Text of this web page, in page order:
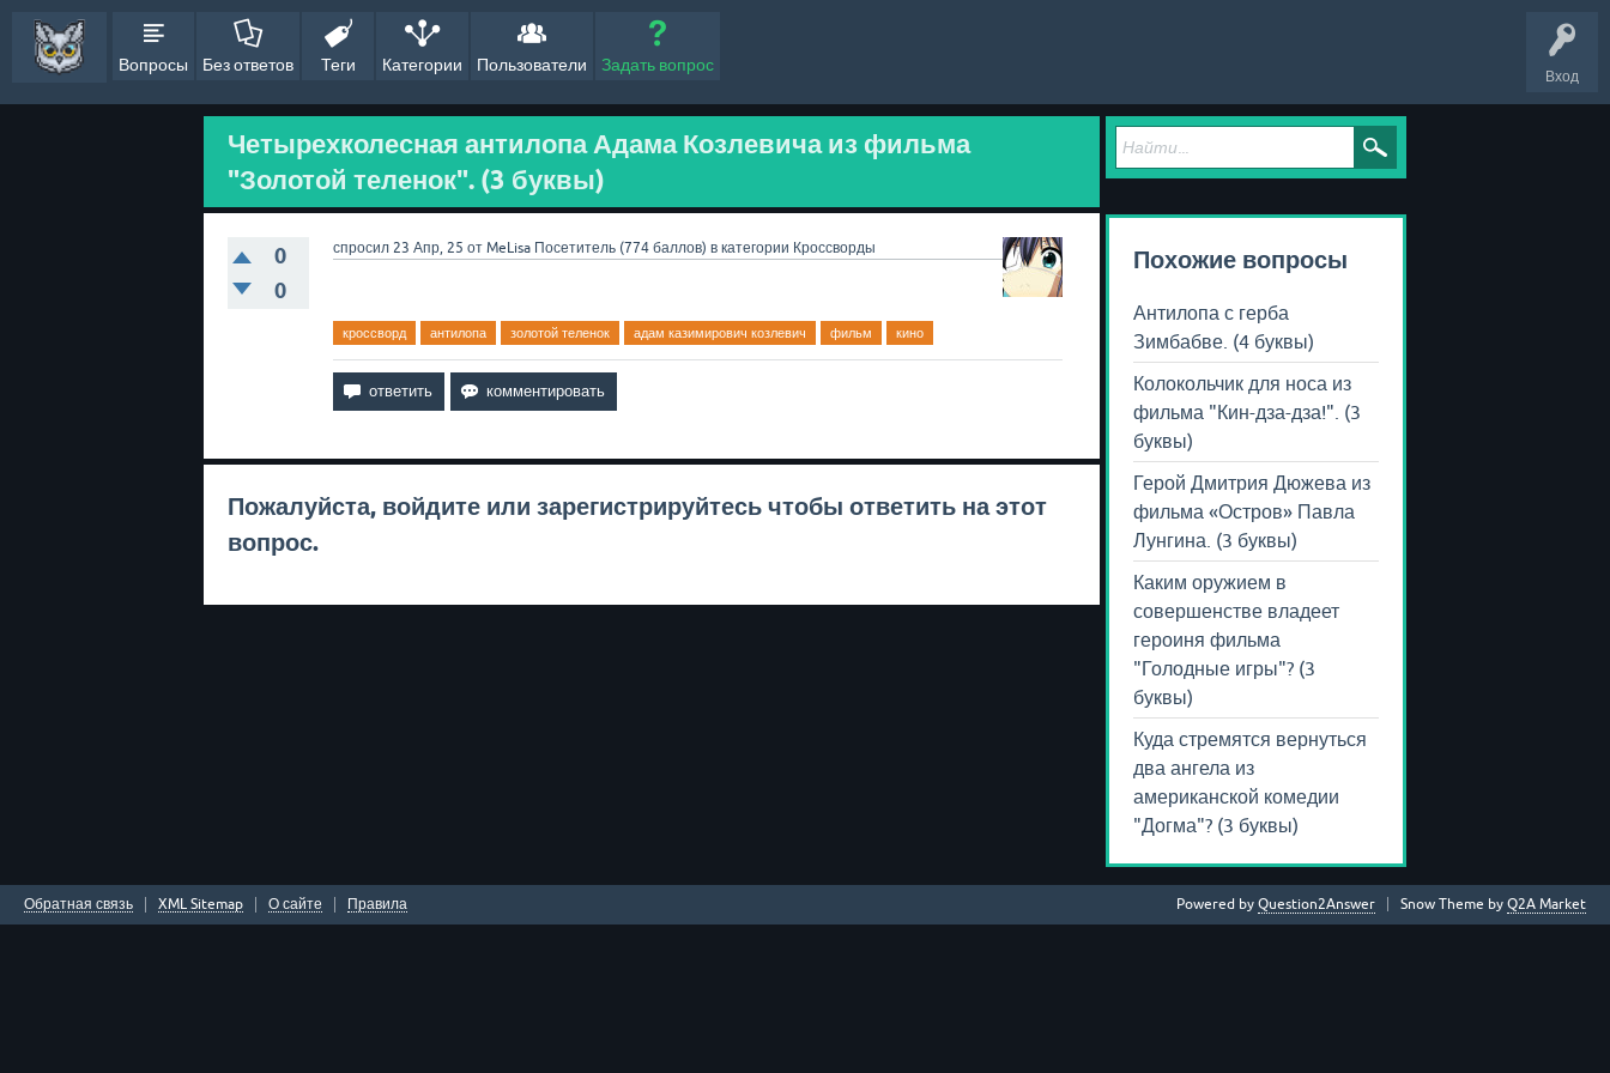
Вход
Вопросы Без ответов Теги Категории Пользователи Задать вопрос
Четырехколесная антилопа Адама Козлевича из фильма
"Золотой теленок". (3 буквы)
0
0
спросил 23 Апр, 25 от MeLisa Посетитель (774 баллов) в категории Кроссворды
кроссворд антилопа золотой теленок адам казимирович козлевич фильм кино
Пожалуйста, войдите или зарегистрируйтесь чтобы ответить на этот
вопрос.
Похожие вопросы
Антилопа с герба
Зимбабве. (4 буквы)
Колокольчик для носа из
фильма "Кин-дза-дза!". (3
буквы)
Герой Дмитрия Дюжева из
фильма «Остров» Павла
Лунгина. (3 буквы)
Каким оружием в
совершенстве владеет
героиня фильма
"Голодные игры"? (3
буквы)
Куда стремятся вернуться
два ангела из
американской комедии
"Догма"? (3 буквы)
Обратная связь XML Sitemap О сайте Правила Snow Theme by Q2A Market
Powered by Question2Answer